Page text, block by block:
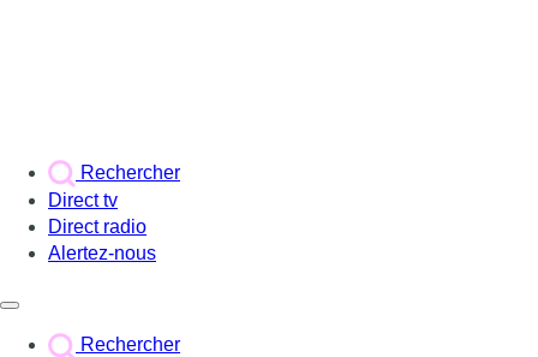
Rechercher
Direct tv
Direct radio
Alertez-nous
Rechercher